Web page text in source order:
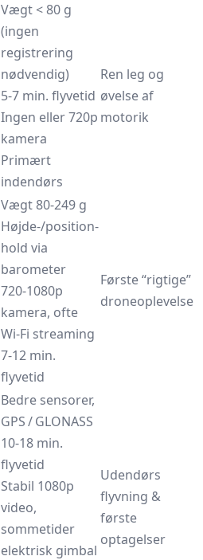
Vægt < 80 g
(ingen
registrering
nødvendig)
5-7 min. flyvetid
Ingen eller 720p
kamera
Primært
indendørs
Ren leg og
øvelse af
motorik
Vægt 80-249 g
Højde-/position-
hold via
barometer
720-1080p
kamera, ofte
Wi-Fi streaming
7-12 min.
flyvetid
Første “rigtige”
droneoplevelse
Bedre sensorer,
GPS / GLONASS
10-18 min.
flyvetid
Stabil 1080p
video,
sommetider
elektrisk gimbal
Udendørs
flyvning &
første
optagelser